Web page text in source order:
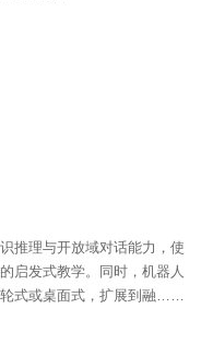
推理与开放域对话能力，使
启发式教学。同时，机器人
轮式或桌面式，扩展到融……